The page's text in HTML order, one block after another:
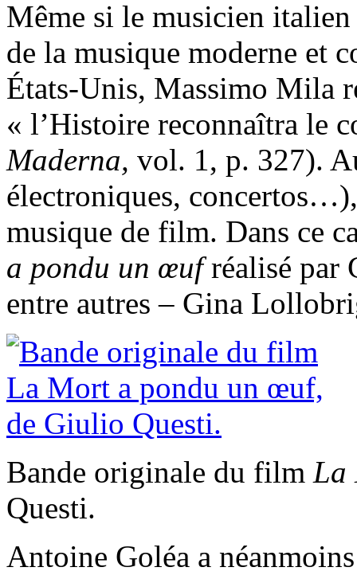
Même si le musicien
de la musique moderne et
États-Unis, Massimo Mila
« l’Histoire reconnaîtra le
Maderna, vol. 1, p. 327).
électroniques,
musique de film. Dans ce
a pondu un œufréalisé par
entre autres – Gina
Bande originale du film La
Questi.
Antoine Goléa a